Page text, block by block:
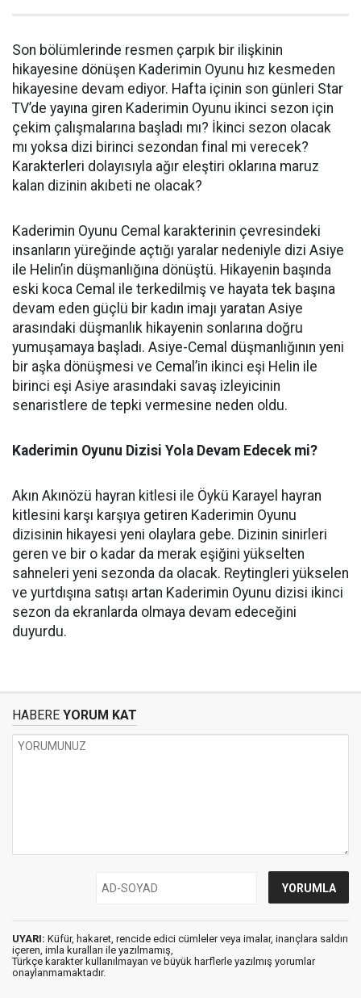
Son bölümlerinde resmen çarpık bir ilişkinin
hikayesine dönüşen Kaderimin Oyunu hız kesmeden
hikayesine devam ediyor. Hafta içinin son günleri Star
TV’de yayına giren Kaderimin Oyunu ikinci sezon için
çekim çalışmalarına başladı mı? İkinci sezon olacak
mı yoksa dizi birinci sezondan final mi verecek?
Karakterleri dolayısıyla ağır eleştiri oklarına maruz
kalan dizinin akıbeti ne olacak?
Kaderimin Oyunu Cemal karakterinin çevresindeki
insanların yüreğinde açtığı yaralar nedeniyle dizi Asiye
ile Helin’in düşmanlığına dönüştü. Hikayenin başında
eski koca Cemal ile terkedilmiş ve hayata tek başına
devam eden güçlü bir kadın imajı yaratan Asiye
arasındaki düşmanlık hikayenin sonlarına doğru
yumuşamaya başladı. Asiye-Cemal düşmanlığının yeni
bir aşka dönüşmesi ve Cemal’in ikinci eşi Helin ile
birinci eşi Asiye arasındaki savaş izleyicinin
senaristlere de tepki vermesine neden oldu.
Kaderimin Oyunu Dizisi Yola Devam Edecek mi?
Akın Akınözü hayran kitlesi ile Öykü Karayel hayran
kitlesini karşı karşıya getiren Kaderimin Oyunu
dizisinin hikayesi yeni olaylara gebe. Dizinin sinirleri
geren ve bir o kadar da merak eşiğini yükselten
sahneleri yeni sezonda da olacak. Reytingleri yükselen
ve yurtdışına satışı artan Kaderimin Oyunu dizisi ikinci
sezon da ekranlarda olmaya devam edeceğini
duyurdu.
HABERE YORUM KAT
UYARI: Küfür, hakaret, rencide edici cümleler veya imalar, inançlara saldırı
içeren, imla kuralları ile yazılmamış,
Türkçe karakter kullanılmayan ve büyük harflerle yazılmış yorumlar
onaylanmamaktadır.